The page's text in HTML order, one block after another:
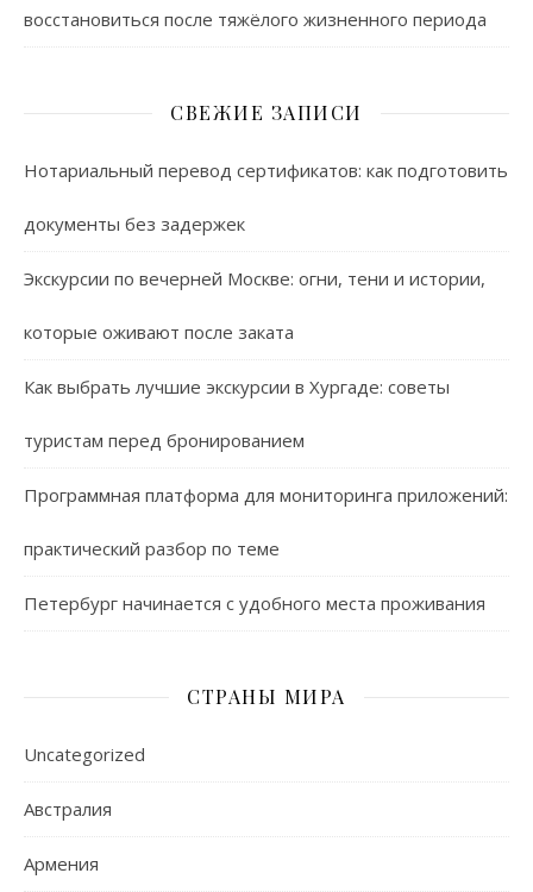
восстановиться после тяжёлого жизненного периода
СВЕЖИЕ ЗАПИСИ
Нотариальный перевод сертификатов: как подготовить
документы без задержек
Экскурсии по вечерней Москве: огни, тени и истории,
которые оживают после заката
Как выбрать лучшие экскурсии в Хургаде: советы
туристам перед бронированием
Программная платформа для мониторинга приложений:
практический разбор по теме
Петербург начинается с удобного места проживания
СТРАНЫ МИРА
Uncategorized
Австралия
Армения